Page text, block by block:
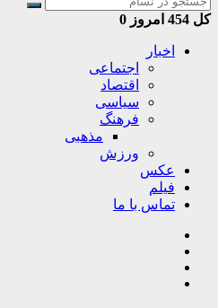
کل امروز 0
اخبار
اجتماعی
اقتصاد
سیاسی
فرهنگ
مذهبی
ورزش
عکس
فیلم
تماس با ما